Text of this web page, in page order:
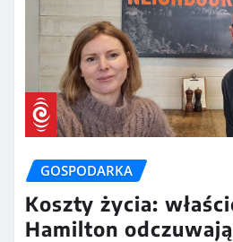
GOSPODARKA
Koszty życia:
Hamilton